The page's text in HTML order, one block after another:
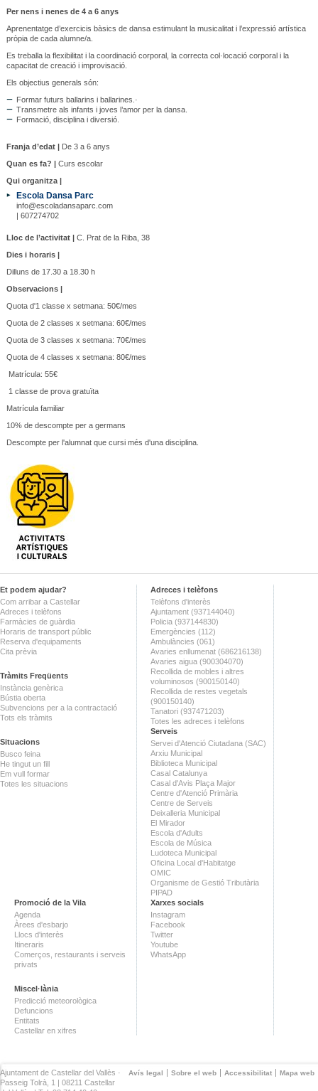
Per nens i nenes de 4 a 6 anys
Aprenentatge d’exercicis bàsics de dansa estimulant la musicalitat i l’expressió artística
pròpia de cada alumne/a.
Es treballa la flexibilitat i la coordinació corporal, la correcta col·locació corporal i la
capacitat de creació i improvisació.
Els objectius generals són:
Formar futurs ballarins i ballarines.·
Transmetre als infants i joves l’amor per la dansa.
Formació, disciplina i diversió.
Franja d’edat |De 3 a 6 anys
Quan es fa? |Curs escolar
Qui organitza |
Escola Dansa Parc
info@escoladansaparc.com
| 607274702
Lloc de l’activitat |C. Prat de la Riba, 38
Dies i horaris |
Dilluns de 17.30 a 18.30 h
Observacions |
Quota d'1 classe x setmana: 50€/mes
Quota de 2 classes x setmana: 60€/mes
Quota de 3 classes x setmana: 70€/mes
Quota de 4 classes x setmana: 80€/mes
Matrícula: 55€
1 classe de prova gratuïta
Matrícula familiar
10% de descompte per a germans
Descompte per l'alumnat que cursi més d'una disciplina.
Et podem ajudar?
Com arribar a Castellar
Adreces i telèfons
Farmàcies de guàrdia
Horaris de transport públic
Reserva d'equipaments
Cita prèvia
Tràmits Freqüents
Instància genèrica
Bústia oberta
Subvencions per a la contractació
Tots els tràmits
Situacions
Busco feina
He tingut un fill
Em vull formar
Totes les situacions
Adreces i telèfons
Telèfons d'interès
Ajuntament (937144040)
Policia (937144830)
Emergències (112)
Ambulàncies (061)
Avaries enllumenat (686216138)
Avaries aigua (900304070)
Recollida de mobles i altres
voluminosos (900150140)
Recollida de restes vegetals
(900150140)
Tanatori (937471203)
Totes les adreces i telèfons
Serveis
Servei d'Atenció Ciutadana (SAC)
Arxiu Municipal
Biblioteca Municipal
Casal Catalunya
Casal d'Avis Plaça Major
Centre d'Atenció Primària
Centre de Serveis
Deixalleria Municipal
El Mirador
Escola d'Adults
Escola de Música
Ludoteca Municipal
Oficina Local d'Habitatge
OMIC
Organisme de Gestió Tributària
PIPAD
Promoció de la Vila
Agenda
Àrees d'esbarjo
Llocs d'interès
Itineraris
Comerços, restaurants i serveis
privats
Miscel·lània
Predicció meteorològica
Defuncions
Entitats
Castellar en xifres
Xarxes socials
Instagram
Facebook
Twitter
Youtube
WhatsApp
Avís legal Sobre el web Accessibilitat Mapa web
Ajuntament de Castellar del Vallès ·
Passeig Tolrà, 1 | 08211 Castellar